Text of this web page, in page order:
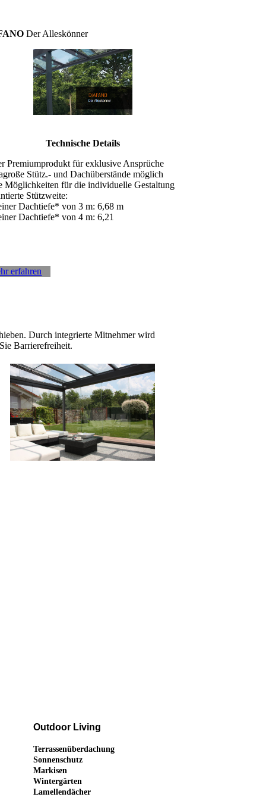
Der Alleskönner
Technische Details
Premiumprodukt für exklusive Ansprüche
Stütz.- und Dachüberstände möglich
Möglichkeiten für die individuelle Gestaltung
Stützweite:
Dachtiefe* von 3 m: 6,68 m
Dachtiefe* von 4 m: 6,21
erfahren
Durch integrierte Mitnehmer wird
Barrierefreiheit.
Outdoor Living
Terrassenüberdachung
Sonnenschutz
Markisen
Wintergärten
Lamellendächer